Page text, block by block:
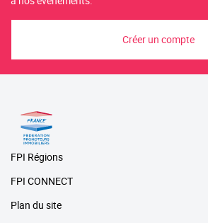
Créer un compte
FPI Régions
FPI CONNECT
Plan du site